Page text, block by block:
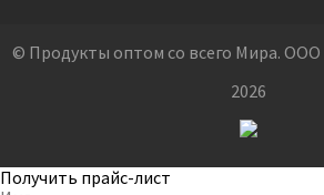
© Продукты оптом со всего Мира.
2026
Получить прайс-лист